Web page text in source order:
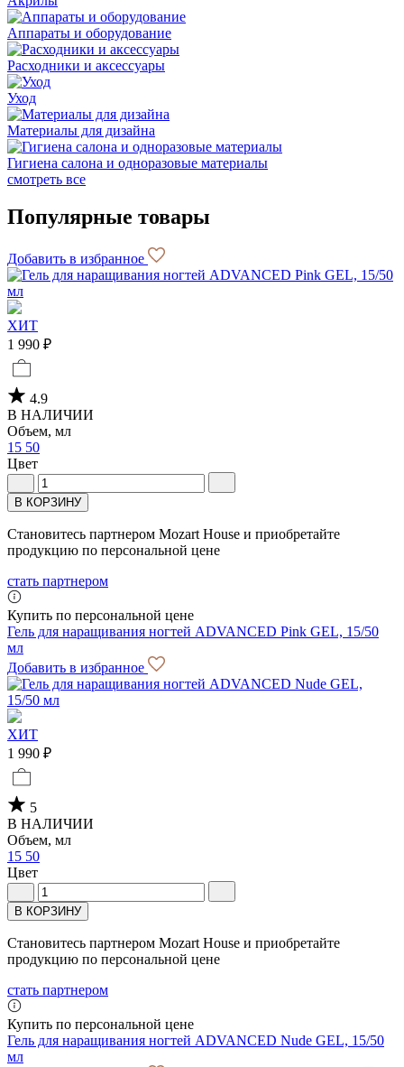
Аппараты и оборудование
Расходники и аксессуары
Уход
Материалы для дизайна
Гигиена салона и одноразовые материалы
смотреть все
Популярные товары
Добавить в избранное
ХИТ
1 990 ₽
4.9
В НАЛИЧИИ
Объем, мл
15 50
Цвет
В КОРЗИНУ
Становитесь партнером Mozart House и приобретайте
продукцию по персональной цене
стать партнером
Купить по персональной цене
Гель для наращивания ногтей ADVANCED Pink GEL, 15/50
мл
Добавить в избранное
ХИТ
1 990 ₽
5
В НАЛИЧИИ
Объем, мл
15 50
Цвет
В КОРЗИНУ
Становитесь партнером Mozart House и приобретайте
продукцию по персональной цене
стать партнером
Купить по персональной цене
Гель для наращивания ногтей ADVANCED Nude GEL, 15/50
мл